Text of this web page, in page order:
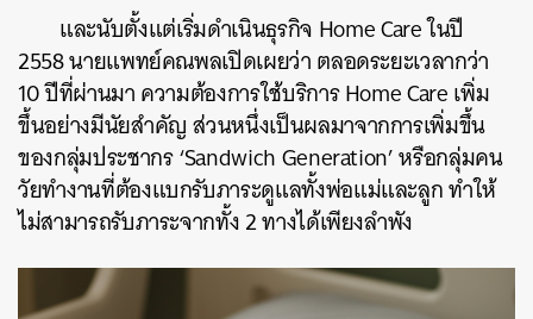
และนับตั้งแต่เริ่มดำเนินธุรกิจ Home Care ในปี
2558 นายแพทย์คณพลเปิดเผยว่า ตลอดระยะเวลากว่า
10 ปีที่ผ่านมา ความต้องการใช้บริการ Home Care เพิ่ม
ขึ้นอย่างมีนัยสำคัญ ส่วนหนึ่งเป็นผลมาจากการเพิ่มขึ้น
ของกลุ่มประชากร ‘Sandwich Generation’ หรือกลุ่มคน
วัยทำงานที่ต้องแบกรับภาระดูแลทั้งพ่อแม่และลูก ทำให้
ไม่สามารถรับภาระจากทั้ง 2 ทางได้เพียงลำพัง